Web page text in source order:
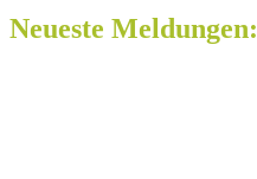
Neueste Meldungen: